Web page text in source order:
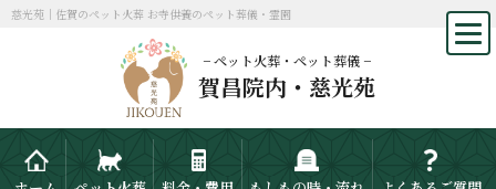
慈光苑｜佐賀のペット火葬 お寺供養のペット葬儀・霊園
− ペット火葬・ペット葬儀 −
賀昌院内・慈光苑